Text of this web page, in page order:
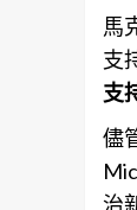
馬
支
支
儘
治